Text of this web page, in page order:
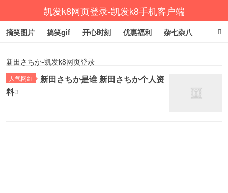
凯发k8网页登录-凯发k8手机客户端
摘笑图片 搞笑gif 开心时刻 优惠福利 杂七杂八
新田さちか-凯发k8网页登录
人气网红
新田さちか是谁 新田さちか个人资
料3